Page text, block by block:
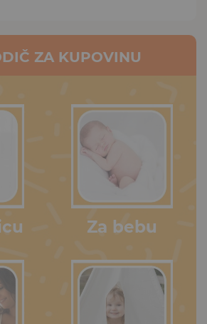
ZA KUPOVINU
Za bebu